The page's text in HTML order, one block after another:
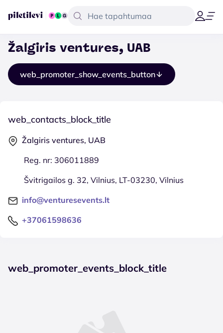
Žalgiris ventures, UAB
web_promoter_show_events_button
web_contacts_block_title
Žalgiris ventures, UAB
Reg. nr: 306011889
Švitrigailos g. 32, Vilnius, LT-03230, Vilnius
info@venturesevents.lt
+37061598636
web_promoter_events_block_title